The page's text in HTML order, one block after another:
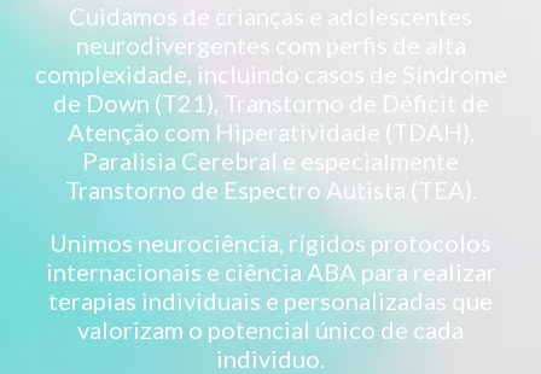
Cuidamos de crianças e adolescentes
neurodivergentes com perfis de alta
complexidade, incluindo casos de Síndrome
de Down (T21), Transtorno de Déficit de
Atenção com Hiperatividade (TDAH),
Paralisia Cerebral e especialmente
Transtorno de Espectro Autista (TEA).
Unimos neurociência, rígidos protocolos
internacionais e ciência ABA para realizar
terapias individuais e personalizadas que
valorizam o potencial único de cada
individuo.